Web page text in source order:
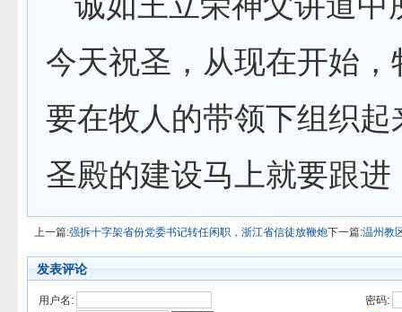
今天祝圣，从现在开始
要在牧人的带领下组织
圣殿的建设马上就要跟进
上一篇:强拆十字架省份党委书记转任闲职，浙江省信徒放鞭炮下一篇:温州教
发表评论
用户名:
密码: